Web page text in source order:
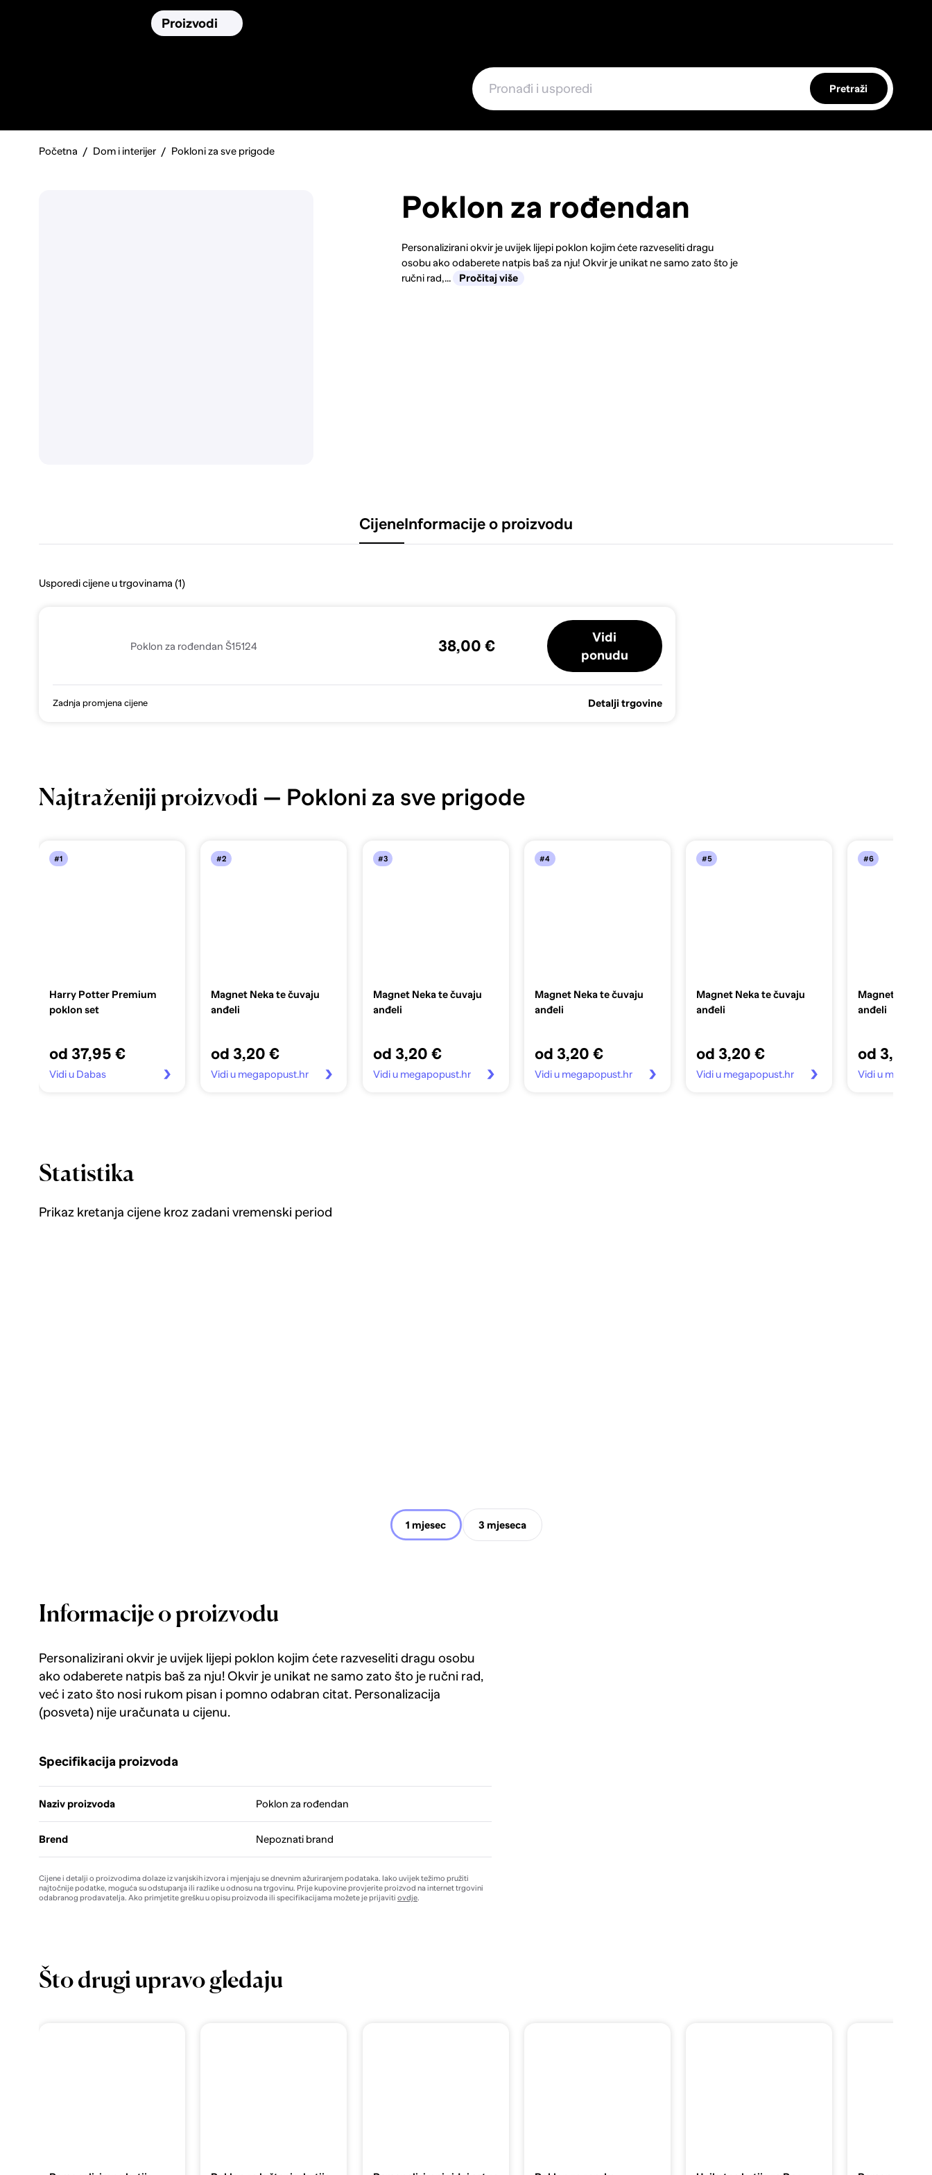
Proizvodi
Pretraži
Početna Dom i interijer Pokloni za sve prigode
Poklon za rođendan
Personalizirani okvir je uvijek lijepi poklon kojim ćete razveseliti dragu
osobu ako odaberete natpis baš za nju! Okvir je unikat ne samo zato što je
ručni rad,...
Pročitaj više
CijeneInformacije o proizvodu
Usporedi cijene u trgovinama (1)
Poklon za rođendan Š15124 38,00 €
Vidi
ponudu
Zadnja promjena cijene Detalji trgovine
Najtraženiji proizvodi — Pokloni za sve prigode
#1
Harry Potter Premium
poklon set
od 37,95 €
Vidi u Dabas
#2
Magnet Neka te čuvaju
anđeli
od 3,20 €
Vidi u megapopust.hr
#3
Magnet Neka te čuvaju
anđeli
od 3,20 €
Vidi u megapopust.hr
#4
Magnet Neka te čuvaju
anđeli
od 3,20 €
Vidi u megapopust.hr
#5
Magnet Neka te čuvaju
anđeli
od 3,20 €
Vidi u megapopust.hr
#6
Magnet Neka
anđeli
od 3,20 €
Vidi u
Statistika
Prikaz kretanja cijene kroz zadani vremenski period
1 mjesec 3 mjeseca
Informacije o proizvodu
Personalizirani okvir je uvijek lijepi poklon kojim ćete razveseliti dragu osobu
ako odaberete natpis baš za nju! Okvir je unikat ne samo zato što je ručni rad,
već i zato što nosi rukom pisan i pomno odabran citat. Personalizacija
(posveta) nije uračunata u cijenu.
Specifikacija proizvoda
Naziv proizvoda Poklon za rođendan
Brend Nepoznati brand
Cijene i detalji o proizvodima dolaze iz vanjskih izvora i mjenjaju se dnevnim ažuriranjem podataka. Iako uvijek težimo pružiti
najtočnije podatke, moguća su odstupanja ili razlike u odnosu na trgovinu. Prije kupovine provjerite proizvod na internet trgovini
odabranog prodavatelja. Ako primjetite grešku u opisu proizvoda ili specifikacijama možete je prijaviti ovdje.
Što drugi upravo gledaju